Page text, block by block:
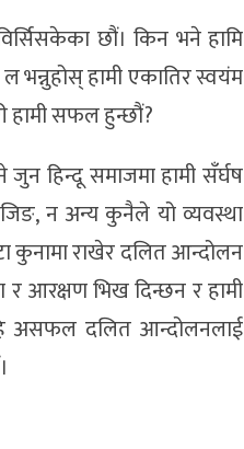
छौं। किन भने हामि
भन्नुहोस् हामी एकातिर स्वयंम
हामी सफल हुन्छौं?
हिन्दू समाजमा हामी सँर्घष
जिङ, न अन्य कुनैले यो व्यवस्था
कुनामा राखेर दलित आन्दोलन
र आरक्षण भिख दिन्छन र हामी
असफल दलित आन्दोलनलाई